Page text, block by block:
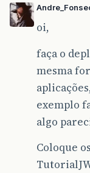
oi,
faça o
mesma
exemplo
algo
Coloque